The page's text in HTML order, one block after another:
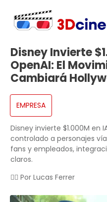
Disney Invierte
OpenAI: El
Cambiará
EMPRESA
Disney invierte $1.000M en
controlado a personajes
fans y empleados,
claros.
✍🏻 Por Lucas Ferrer